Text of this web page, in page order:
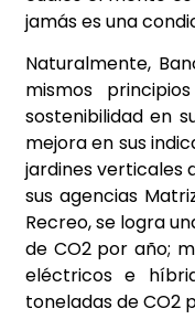
jamás es una
Naturalmente,
mismos
sostenibilidad en
mejora en sus
jardines verticales
sus agencias
Recreo, se logra
de CO2 por año;
eléctricos e
toneladas de CO2